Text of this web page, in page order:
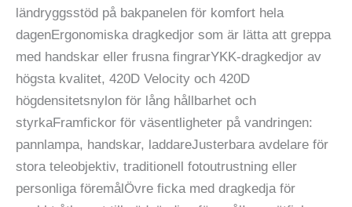
ländryggsstöd på bakpanelen för komfort hela
dagenErgonomiska dragkedjor som är lätta att greppa
med handskar eller frusna fingrarYKK-dragkedjor av
högsta kvalitet, 420D Velocity och 420D
högdensitetsnylon för lång hållbarhet och
styrkaFramfickor för väsentligheter på vandringen:
pannlampa, handskar, laddareJusterbara avdelare för
stora teleobjektiv, traditionell fotoutrustning eller
personliga föremålÖvre ficka med dragkedja för